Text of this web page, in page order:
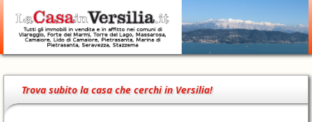
Trova subito la casa che cerchi in Versilia!